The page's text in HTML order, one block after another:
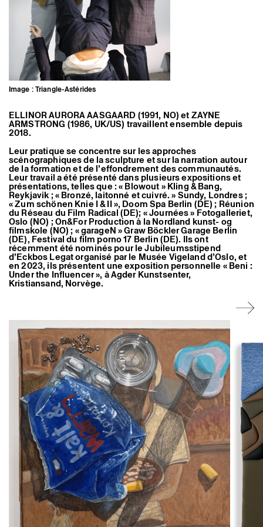
Artistes associé·es
Hors-les-murs
Ancien·nes résident·es et artistes associé·es
Image : Triangle-Astérides
ELLINOR AURORA AASGAARD ​​(1991, NO) et ZAYNE
ARMSTRONG (1986, UK/US) travaillent ensemble depuis
2018.
Leur pratique se concentre sur les approches
scénographiques de la sculpture et sur la narration autour
de la formation et de l’effondrement des communautés.
Leur travail a été présenté dans plusieurs expositions et
présentations, telles que : « Blowout » Kling & Bang,
Reykjavik ; « Bronzé, laitonné et cuivré. » Sundy, Londres ;
« Zum schönen Knie I & II », Doom Spa Berlin (DE) ; Réunion
du Réseau du Film Radical (DE); « Journées » Fotogalleriet,
Oslo (NO) ; On&For Production à la Nordland kunst- og
filmskole (NO) ; « garageN » Graw Böckler Garage Berlin
(DE), Festival du film porno 17 Berlin (DE). Ils ont
récemment été nominés pour le Jubileumsstipend
d’Eckbos Legat organisé par le Musée Vigeland d’Oslo, et
en 2023, ils présentent une exposition personnelle « Beni :
Under the Influencer », à Agder Kunstsenter,
Kristiansand, Norvège.